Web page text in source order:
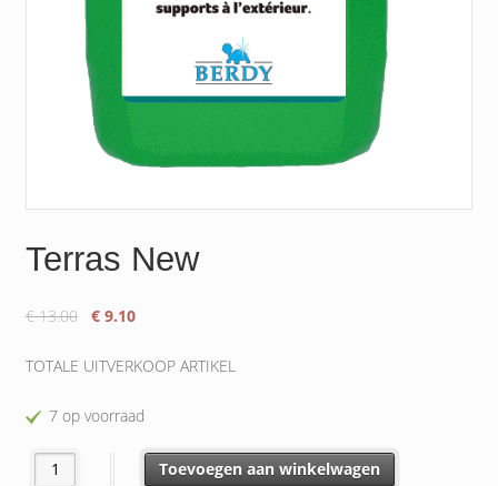
Terras New
€13.00
Oorspronkelijke
was:
€ 9.10Huidige
is:
TOTALE UITVERKOOP ARTIKEL
7 op voorraad
Terras New aantal Toevoegen aan winkelwagen